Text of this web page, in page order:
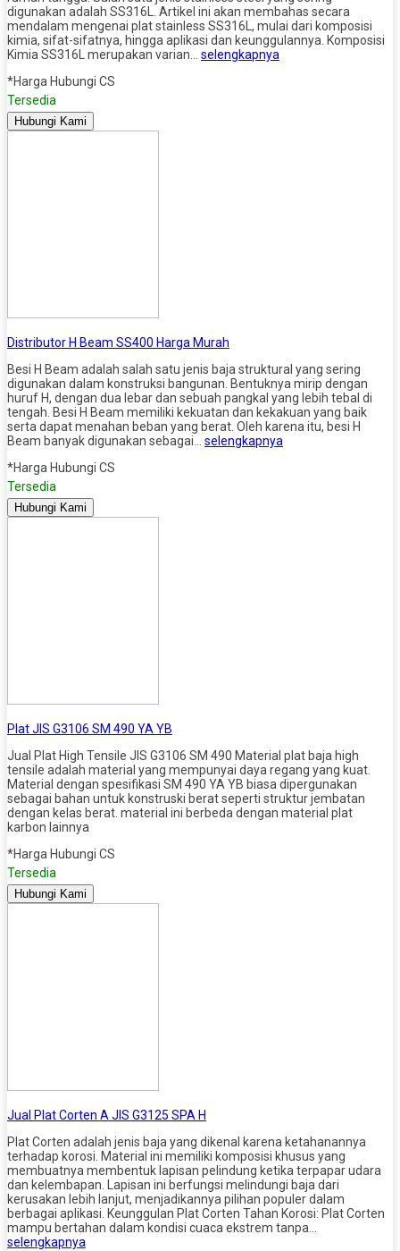
digunakan adalah SS316L. Artikel ini akan membahas secara
mendalam mengenai plat stainless SS316L, mulai dari komposisi
kimia, sifat-sifatnya, hingga aplikasi dan keunggulannya. Komposisi
Kimia SS316L merupakan varian… selengkapnya
*Harga Hubungi CS
Tersedia
Hubungi Kami
Distributor H Beam SS400 Harga Murah
Besi H Beam adalah salah satu jenis baja struktural yang sering
digunakan dalam konstruksi bangunan. Bentuknya mirip dengan
huruf H, dengan dua lebar dan sebuah pangkal yang lebih tebal di
tengah. Besi H Beam memiliki kekuatan dan kekakuan yang baik
serta dapat menahan beban yang berat. Oleh karena itu, besi H
Beam banyak digunakan sebagai… selengkapnya
*Harga Hubungi CS
Tersedia
Hubungi Kami
Plat JIS G3106 SM 490 YA YB
Jual Plat High Tensile JIS G3106 SM 490 Material plat baja high
tensile adalah material yang mempunyai daya regang yang kuat.
Material dengan spesifikasi SM 490 YA YB biasa dipergunakan
sebagai bahan untuk konstruski berat seperti struktur jembatan
dengan kelas berat. material ini berbeda dengan material plat
karbon lainnya
*Harga Hubungi CS
Tersedia
Hubungi Kami
Jual Plat Corten A JIS G3125 SPA H
Plat Corten adalah jenis baja yang dikenal karena ketahanannya
terhadap korosi. Material ini memiliki komposisi khusus yang
membuatnya membentuk lapisan pelindung ketika terpapar udara
dan kelembapan. Lapisan ini berfungsi melindungi baja dari
kerusakan lebih lanjut, menjadikannya pilihan populer dalam
berbagai aplikasi. Keunggulan Plat Corten Tahan Korosi: Plat Corten
mampu bertahan dalam kondisi cuaca ekstrem tanpa…
selengkapnya